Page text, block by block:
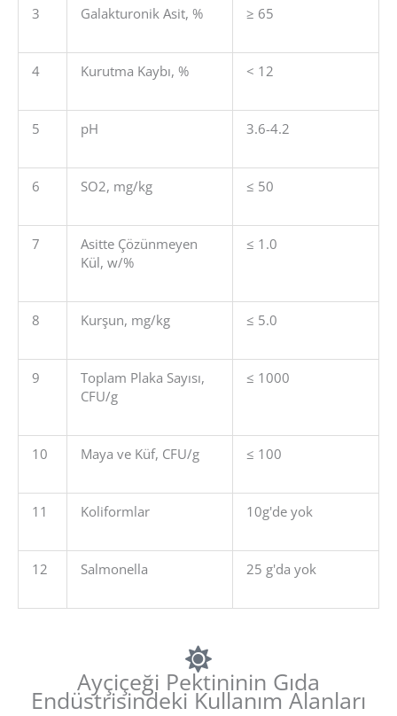
3 Galakturonik Asit, % ≥ 65
4 Kurutma Kaybı, % < 12
5 pH 3.6-4.2
6 SO2, mg/kg ≤ 50
7
Asitte Çözünmeyen
Kül, w/%
≤ 1.0
8 Kurşun, mg/kg ≤ 5.0
9
Toplam Plaka Sayısı,
CFU/g
≤ 1000
10 Maya ve Küf, CFU/g ≤ 100
11 Koliformlar 10g'de yok
12 Salmonella 25 g'da yok
Ayçiçeği Pektininin Gıda
Endüstrisindeki Kullanım Alanları